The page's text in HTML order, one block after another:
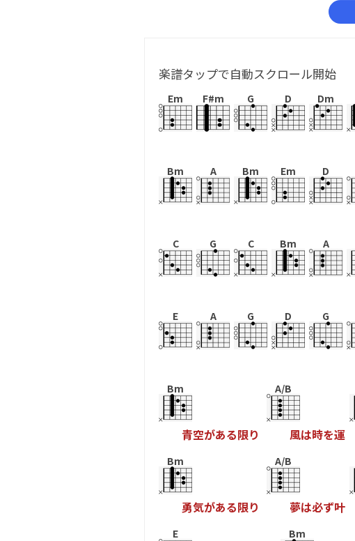
楽譜タップで自動スクロール開始
Em F#m G D Dm
Bm A Bm Em D
C G C Bm A
E A G D G
Bm
青空がある限り
A/B
風は時を運
Bm
勇気がある限り
A/B
夢は必ず叶
E Bm